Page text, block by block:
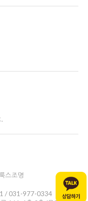
스조명
/ 031-977-0334